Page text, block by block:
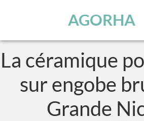
AGORHA
La céramique
sur engobe
Grande